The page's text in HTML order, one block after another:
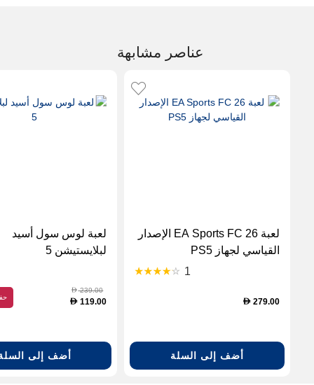
عناصر مشابهة
لعبة EA Sports FC 26 الإصدار
القياسي لجهاز PS5
1
D 279.00
أضف إلى السلة
لعبة لوس سول أسيد
لبلايستيشن 5
D239.00
D 119.00
أضف إلى